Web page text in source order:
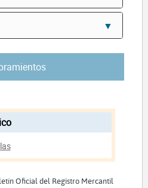
Oficial del Registro Mercantil